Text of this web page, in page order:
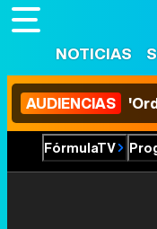
NOTICIAS
AUDIENCIAS
FórmulaTV